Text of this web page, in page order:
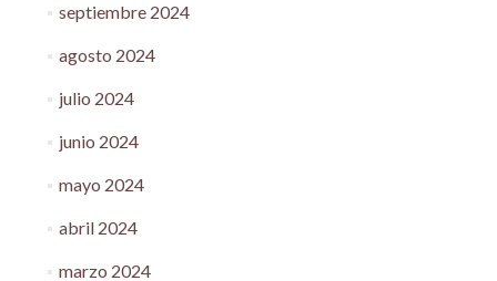
septiembre 2024
agosto 2024
julio 2024
junio 2024
mayo 2024
abril 2024
marzo 2024